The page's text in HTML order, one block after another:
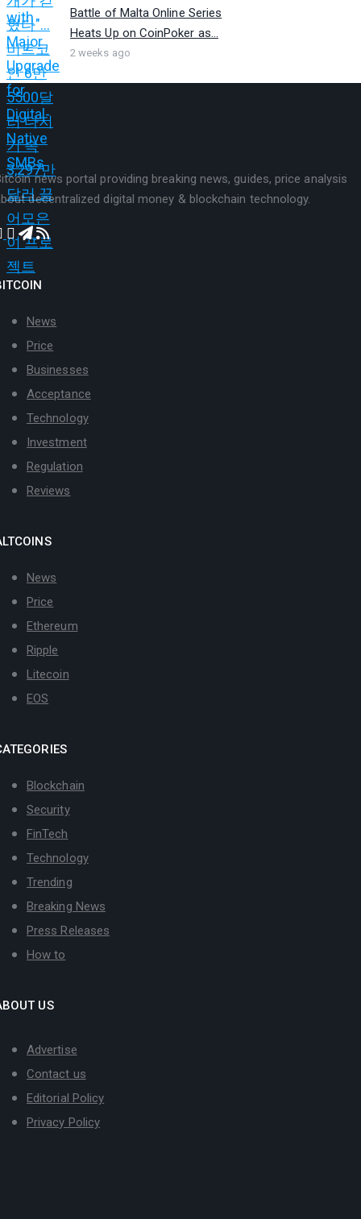
Battle of Malta Online Series
Heats Up on CoinPoker as...
2 weeks ago
news portal providing breaking news, guides, price analysis
decentralized digital money & blockchain technology.
News
Price
Businesses
Acceptance
Technology
Investment
Regulation
Reviews
News
Price
Ethereum
Ripple
Litecoin
EOS
Blockchain
Security
FinTech
Technology
Trending
Breaking News
Press Releases
How to
US
Advertise
Contact us
Editorial Policy
Privacy Policy